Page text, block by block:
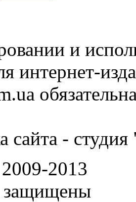
и
интернет-
сайта -
2013
защищены